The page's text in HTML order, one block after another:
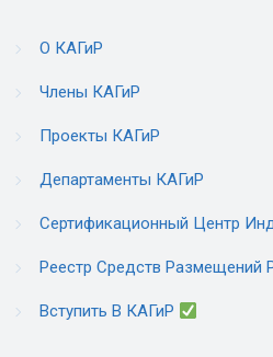
О КАГиР
Члены КАГиР
Проекты КАГиР
Департаменты КАГиР
Сертификационный Центр
Реестр Средств Размещений
Вступить В КАГиР